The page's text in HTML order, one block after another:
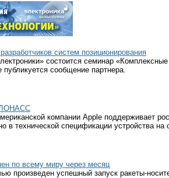
систем позиционирования
состоится семинар
сообщение партнера.
компании Apple поддерживает
в технической спецификации устройства на
по всему миру через месяц
произведен успешный запуск ракеты-